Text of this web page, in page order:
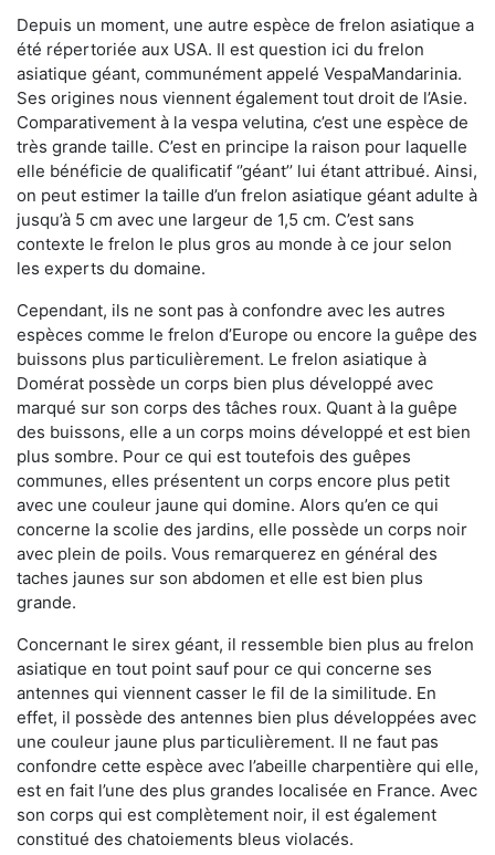
Depuis un moment, une autre espèce de frelon asiatique a
été répertoriée aux USA. Il est question ici du frelon
asiatique géant, communément appelé VespaMandarinia.
Ses origines nous viennent également tout droit de l’Asie.
Comparativement à la vespa velutina, c’est une espèce de
très grande taille. C’est en principe la raison pour laquelle
elle bénéficie de qualificatif ‘’géant’’ lui étant attribué. Ainsi,
on peut estimer la taille d’un frelon asiatique géant adulte à
jusqu’à 5 cm avec une largeur de 1,5 cm. C’est sans
contexte le frelon le plus gros au monde à ce jour selon
les experts du domaine.
Cependant, ils ne sont pas à confondre avec les autres
espèces comme le frelon d’Europe ou encore la guêpe des
buissons plus particulièrement. Le frelon asiatique à
Domérat possède un corps bien plus développé avec
marqué sur son corps des tâches roux. Quant à la guêpe
des buissons, elle a un corps moins développé et est bien
plus sombre. Pour ce qui est toutefois des guêpes
communes, elles présentent un corps encore plus petit
avec une couleur jaune qui domine. Alors qu’en ce qui
concerne la scolie des jardins, elle possède un corps noir
avec plein de poils. Vous remarquerez en général des
taches jaunes sur son abdomen et elle est bien plus
grande.
Concernant le sirex géant, il ressemble bien plus au frelon
asiatique en tout point sauf pour ce qui concerne ses
antennes qui viennent casser le fil de la similitude. En
effet, il possède des antennes bien plus développées avec
une couleur jaune plus particulièrement. Il ne faut pas
confondre cette espèce avec l’abeille charpentière qui elle,
est en fait l’une des plus grandes localisée en France. Avec
son corps qui est complètement noir, il est également
constitué des chatoiements bleus violacés.